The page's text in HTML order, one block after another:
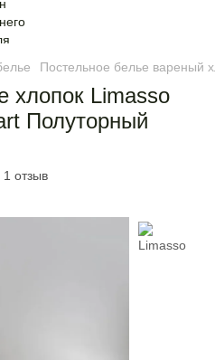
Постельное белье вареный
хлопок Limasso
Полуторный
1 отзыв